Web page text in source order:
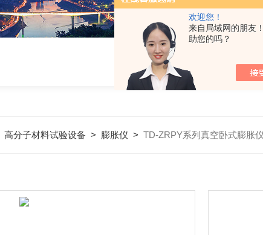
欢迎您！
来自局域网的朋友
助您的吗？
高分子材料试验设备 > 膨胀仪 > TD-ZRPY系列真空卧式膨胀仪